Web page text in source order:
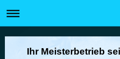
Ihr Meisterbetrieb